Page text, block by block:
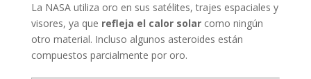
La NASA utiliza oro en sus satélites, trajes espaciales y
visores, ya que refleja el calor solarcomo ningún
otro material. Incluso algunos asteroides están
compuestos parcialmente por oro.